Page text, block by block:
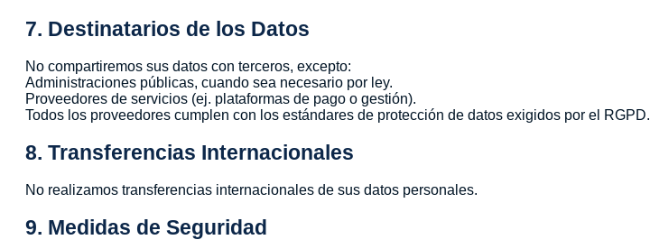
7. Destinatarios de los Datos
No compartiremos sus datos con terceros, excepto:
Administraciones públicas, cuando sea necesario por ley.
Proveedores de servicios (ej. plataformas de pago o gestión).
Todos los proveedores cumplen con los estándares de protección de datos exigidos por el RGPD.
8. Transferencias Internacionales
No realizamos transferencias internacionales de sus datos personales.
9. Medidas de Seguridad